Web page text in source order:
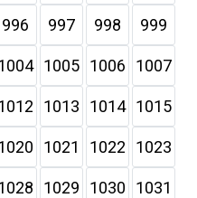
996 997 998 999
1005 1006 1007
1013 1014 1015
1021 1022 1023
1029 1030 1031